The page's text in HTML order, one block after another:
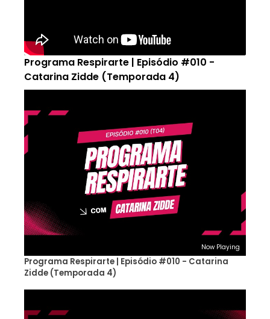
Programa Respirarte | Episódio #010 -
Catarina Zidde (Temporada 4)
Now Playing
Programa Respirarte | Episódio #010 - Catarina
Zidde (Temporada 4)